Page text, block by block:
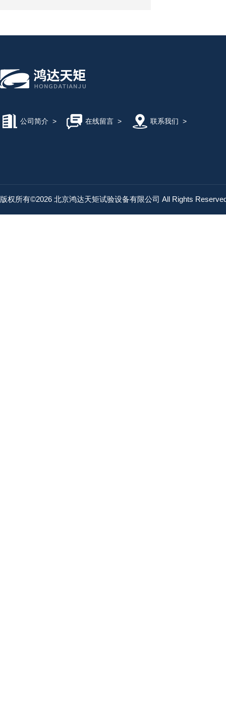
公司简介 > 在线留言> 联系我们 >
版权所有©2026 北京鸿达天矩试验设备有限公司 All Rights